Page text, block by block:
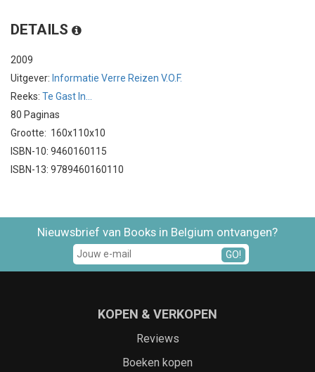
DETAILS
2009
Uitgever: Informatie Verre Reizen V.O.F.
Reeks: Te Gast In...
80 Paginas
Grootte: 160x110x10
ISBN-10: 9460160115
ISBN-13: 9789460160110
Nieuwsbrief van Books in Belgium ontvangen?
GO!
KOPEN & VERKOPEN
Reviews
Boeken kopen